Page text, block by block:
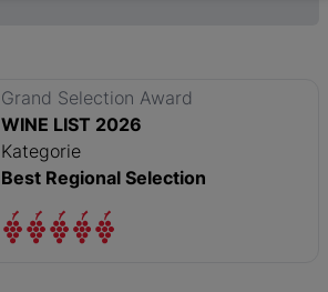
Grand Selection Award
WINE LIST 2026
Kategorie
Best Regional Selection